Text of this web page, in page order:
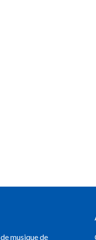
musique de